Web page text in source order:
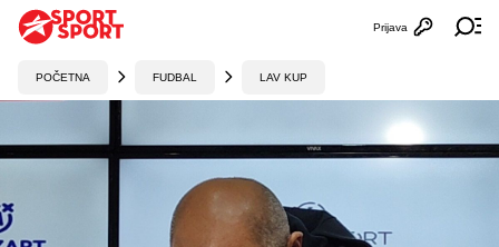
Otvori
Prijava
POČETNA FUDBAL LAV KUP